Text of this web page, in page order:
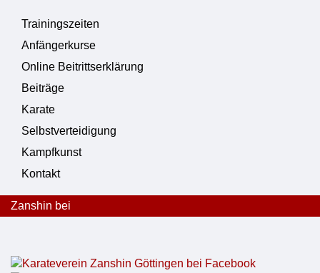
Trainingszeiten
Anfängerkurse
Online Beitrittserklärung
Beiträge
Karate
Selbstverteidigung
Kampfkunst
Kontakt
Zanshin bei